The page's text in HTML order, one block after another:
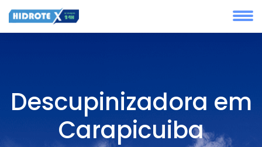
Descupinizadora em
Carapicuiba